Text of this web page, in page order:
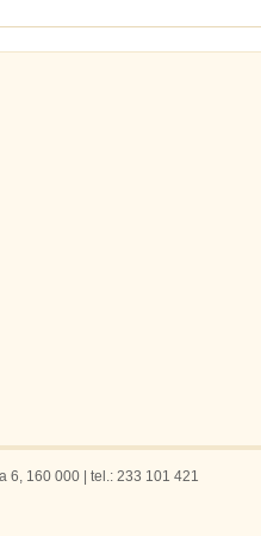
6, 160 000 | tel.: 233 101 421